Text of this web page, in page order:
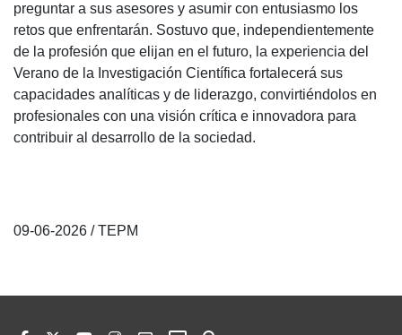
preguntar a sus asesores y asumir con entusiasmo los
retos que enfrentarán. Sostuvo que, independientemente
de la profesión que elijan en el futuro, la experiencia del
Verano de la Investigación Científica fortalecerá sus
capacidades analíticas y de liderazgo, convirtiéndolos en
profesionales con una visión crítica e innovadora para
contribuir al desarrollo de la sociedad.
09-06-2026 / TEPM